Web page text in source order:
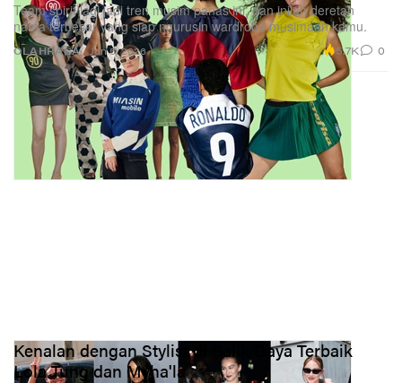
OLAHRAGA
Team spirit lagi jadi tren musim panas ini, dan inilah deretan
nama terbesar yang siap ngurusin wardrobe musimaan kamu.
Jun 5, 2026 5.7K 0
Kenalan dengan Stylist di Balik Gaya Terbaik
Lola Tung dan Myha'la